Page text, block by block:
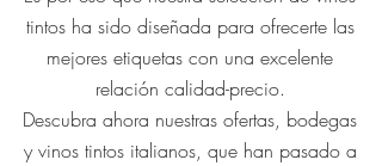
tintos ha sido diseñada para ofrecerte las
mejores etiquetas con una excelente
relación calidad-precio.
Descubra ahora nuestras ofertas, bodegas
y vinos tintos italianos, que han pasado a